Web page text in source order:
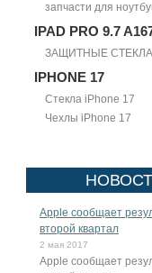
запчасти для
IPAD PRO 9.7
ЗАЩИТНЫЕ СТЕКЛА
IPHONE 17
Стекла iPhone 17
Чехлы iPhone 17
Apple сообщает
второй квартал
2 мая 2017
Apple сообщает